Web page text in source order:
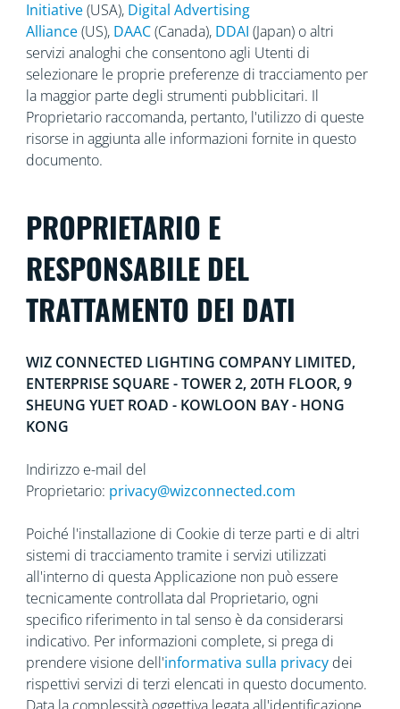
Initiative(USA), Digital Advertising
Alliance(US), DAAC(Canada), DDAI (Japan) o altri
servizi analoghi che consentono agli Utenti di
selezionare le proprie preferenze di tracciamento per
la maggior parte degli strumenti pubblicitari. Il
Proprietario raccomanda, pertanto, l'utilizzo di queste
risorse in aggiunta alle informazioni fornite in questo
documento.
PROPRIETARIO E
RESPONSABILE DEL
TRATTAMENTO DEI DATI
WIZ CONNECTED LIGHTING COMPANY LIMITED,
ENTERPRISE SQUARE - TOWER 2, 20TH FLOOR, 9
SHEUNG YUET ROAD - KOWLOON BAY - HONG
KONG
Indirizzo e-mail del
Proprietario: privacy@wizconnected.com
Poiché l'installazione di Cookie di terze parti e di altri
sistemi di tracciamento tramite i servizi utilizzati
all'interno di questa Applicazione non può essere
tecnicamente controllata dal Proprietario, ogni
specifico riferimento in tal senso è da considerarsi
indicativo. Per informazioni complete, si prega di
prendere visione dell'informativa sulla privacydei
rispettivi servizi di terzi elencati in questo documento.